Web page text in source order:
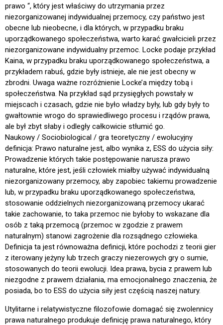
prawo “, który jest właściwy do utrzymania przez
niezorganizowanej indywidualnej przemocy, czy państwo jest
obecne lub nieobecne, i dla których, w przypadku braku
uporządkowanego społeczeństwa, warto karać gwałcicieli przez
niezorganizowane indywidualny przemoc. Locke podaje przykład
Kaina, w przypadku braku uporządkowanego społeczeństwa, a
przykładem rabuś, gdzie były istnieje, ale nie jest obecny w
zbrodni. Uwaga ważne rozróżnienie Locke’a między tobą i
społeczeństwa. Na przykład sąd przysięgłych powstały w
miejscach i czasach, gdzie nie było władzy były, lub gdy były to
gwałtownie wrogo do sprawiedliwego procesu i rządów prawa,
ale był zbyt słaby i odległy całkowicie stłumić go.
Naukowy / Sociobiological / gra teoretyczny / ewolucyjny
definicja: Prawo naturalne jest, albo wynika z, ESS do użycia siły:
Prowadzenie których takie postępowanie narusza prawo
naturalne, które jest, jeśli człowiek miałby używać indywidualną
niezorganizowany przemocy, aby zapobiec takiemu prowadzenie
lub, w przypadku braku uporządkowanego społeczeństwa,
stosowanie oddzielnych niezorganizowaną przemocy ukarać
takie zachowanie, to taka przemoc nie byłoby to wskazane dla
osób z taką przemocą (przemoc w zgodzie z prawem
naturalnym) stanowi zagrożenie dla rozsądnego człowieka.
Definicja ta jest równoważna definicji, które pochodzi z teorii gier
z iterowany jeżyny lub trzech graczy niezerowych gry o sumie,
stosowanych do teorii ewolucji. Idea prawa, bycia z prawem lub
niezgodne z prawem działania, ma emocjonalnego znaczenia, że
posiada, bo to ESS do użycia siły jest częścią naszej natury.
Utylitarne i relatywistyczne filozofowie domagać się zwolennicy
prawa naturalnego produkuje definicję prawa naturalnego, który